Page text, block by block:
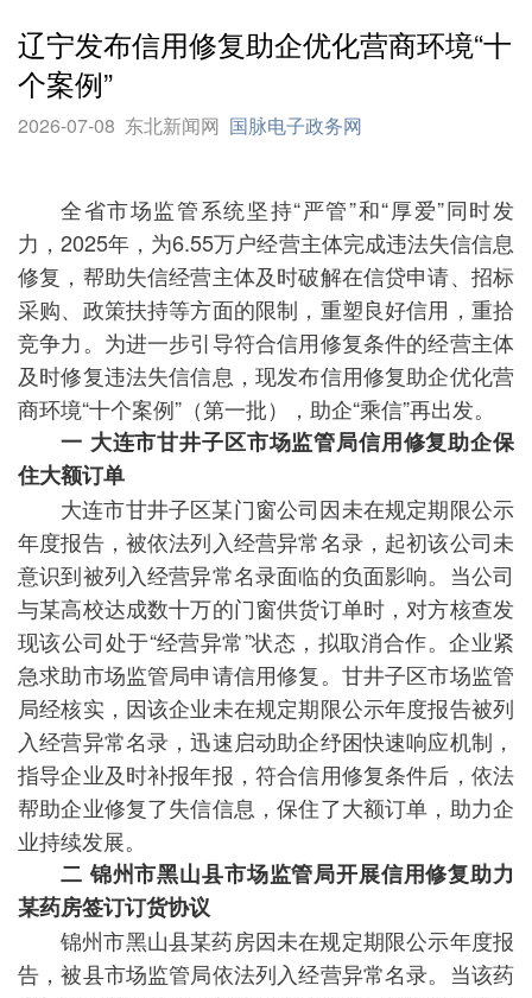
辽宁发布信用修复助企优化营商环境“十
个案例”
2026-07-08 东北新闻网 国脉电子政务网
全省市场监管系统坚持“严管”和“厚爱”同时发
力，2025年，为6.55万户经营主体完成违法失信信息
修复，帮助失信经营主体及时破解在信贷申请、招标
采购、政策扶持等方面的限制，重塑良好信用，重拾
竞争力。为进一步引导符合信用修复条件的经营主体
及时修复违法失信信息，现发布信用修复助企优化营
商环境“十个案例”（第一批），助企“乘信”再出发。
一 大连市甘井子区市场监管局信用修复助企保
住大额订单
大连市甘井子区某门窗公司因未在规定期限公示
年度报告，被依法列入经营异常名录，起初该公司未
意识到被列入经营异常名录面临的负面影响。当公司
与某高校达成数十万的门窗供货订单时，对方核查发
现该公司处于“经营异常”状态，拟取消合作。企业紧
急求助市场监管局申请信用修复。甘井子区市场监管
局经核实，因该企业未在规定期限公示年度报告被列
入经营异常名录，迅速启动助企纾困快速响应机制，
指导企业及时补报年报，符合信用修复条件后，依法
帮助企业修复了失信信息，保住了大额订单，助力企
业持续发展。
二 锦州市黑山县市场监管局开展信用修复助力
某药房签订订货协议
锦州市黑山县某药房因未在规定期限公示年度报
告，被县市场监管局依法列入经营异常名录。当该药